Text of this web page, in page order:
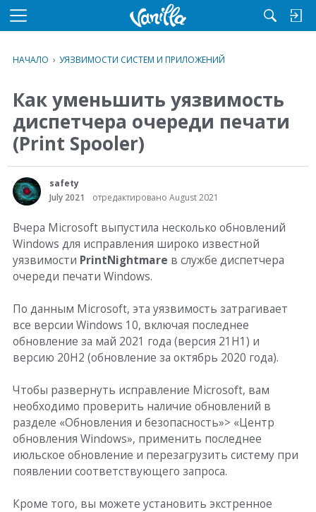
M
u
НАЧАЛО › УЯЗВИМОСТИ СИСТЕМ И ПРИЛОЖЕНИЙ
Как уменьшить уязвимость
диспетчера очереди печати
(Print Spooler)
safety
July 2021
отредактировано August 2021
Вчера Microsoft выпустила несколько обновлений
Windows для исправления широко известной
уязвимости PrintNightmare в службе диспетчера
очереди печати Windows.
По данным Microsoft, эта уязвимость затрагивает
все версии Windows 10, включая последнее
обновление за май 2021 года (версия 21H1) и
версию 20H2 (обновление за октябрь 2020 года).
Чтобы развернуть исправление Microsoft, вам
необходимо проверить наличие обновлений в
разделе «Обновления и безопасность»> «Центр
обновления Windows», применить последнее
июльское обновление и перезагрузить систему при
появлении соответствующего запроса.
Кроме того, вы можете установить экстренное